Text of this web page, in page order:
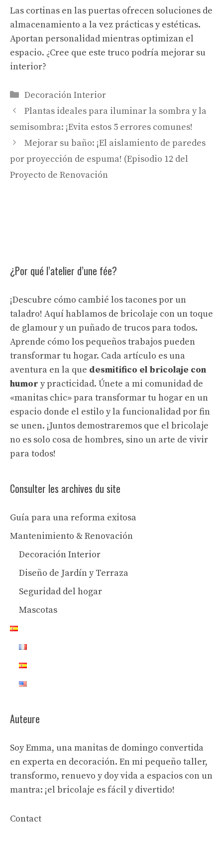
Las cortinas en las puertas ofrecen soluciones de
almacenamiento a la vez prácticas y estéticas.
Aportan personalidad mientras optimizan el
espacio. ¿Cree que este truco podría mejorar su
interior?
Categorías
Decoración Interior
Plantas ideales para iluminar la sombra y la
semisombra: ¡Evita estos 5 errores comunes!
Mejorar su baño: ¡El aislamiento de paredes
por proyección de espuma! (Episodio 12 del
Proyecto de Renovación
¿Por qué l’atelier d’une fée?
¡Descubre cómo cambié los tacones por un
taladro! Aquí hablamos de bricolaje con un toque
de glamour y un puñado de trucos para todos.
Aprende cómo los pequeños trabajos pueden
transformar tu hogar. Cada artículo es una
aventura en la que desmitifico el bricolaje con
humor y practicidad. Únete a mi comunidad de
«manitas chic» para transformar tu hogar en un
espacio donde el estilo y la funcionalidad por fin
se unen. ¡Juntos demostraremos que el bricolaje
no es solo cosa de hombres, sino un arte de vivir
para todos!
Consulter les archives du site
Guía para una reforma exitosa
Mantenimiento & Renovación
Decoración Interior
Diseño de Jardín y Terraza
Seguridad del hogar
Mascotas
Auteure
Soy Emma, una manitas de domingo convertida
en experta en decoración. En mi pequeño taller,
transformo, renuevo y doy vida a espacios con un
mantra: ¡el bricolaje es fácil y divertido!
Contact